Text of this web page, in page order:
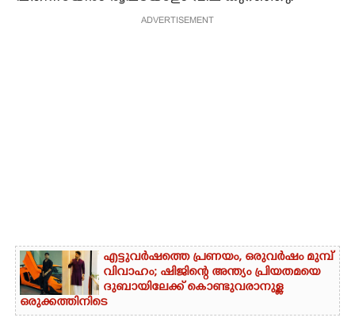
ADVERTISEMENT
എട്ടുവർഷത്തെ പ്രണയം,​ ഒരുവർഷം മുമ്പ്
വിവാഹം; ഷിജിന്റെ അന്ത്യം പ്രിയതമയെ
ദുബായിലേക്ക് കൊണ്ടുവരാനുള്ള
ഒരുക്കത്തിനിടെ